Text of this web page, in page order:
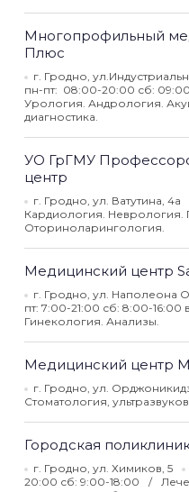
Многопрофильный
Плюс
г. Гродно,
пн-пт: 08:00-20:00 сб:
Урология. Андрология.
диагностика.
УО ГрГМУ
центр
г. Гродно, ул. Ватутина, 4а
Кардиология. Неврология.
Оториноларингология.
Медицинский центр
г. Гродно, ул. Наполеона
пт: 7:00-21:00 сб: 8:00-16:00
Гинекология. Анализы.
Медицинский центр
г. Гродно, ул.
Стоматология,
Городская
г. Гродно, ул. Химиков, 5
20:00 сб: 9:00-18:00